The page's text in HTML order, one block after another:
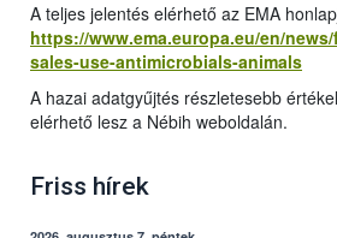
A teljes jelentés elérhető az EMA
https://www.ema.europa.eu/en/
sales-use-antimicrobials-animals
A hazai adatgyűjtés részletesebb
elérhető lesz a Nébih weboldalán.
Friss hírek